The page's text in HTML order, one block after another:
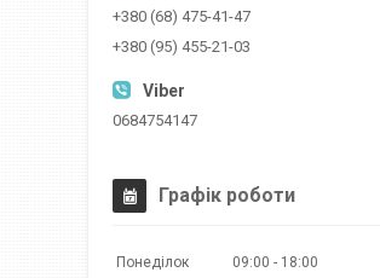
+380 (68) 475-41-47
+380 (95) 455-21-03
0684754147
Графік роботи
Понеділок 09:00
18:00